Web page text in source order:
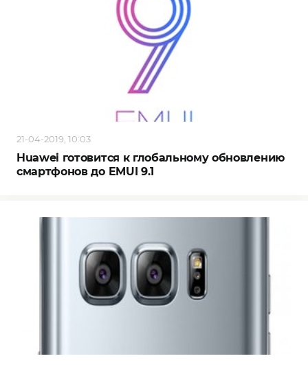
21-04-2019, 10:03
Huawei готовится к глобальному обновлению
смартфонов до EMUI 9.1